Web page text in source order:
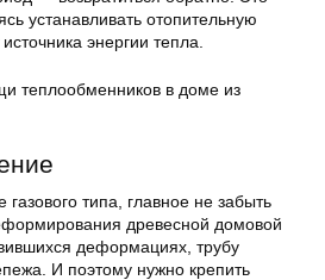
устанавливать отопительную
энергии тепла.
теплообменников в доме из
газового типа, главное не забыть
древесной домовой
деформациях, трубу
И поэтому нужно крепить